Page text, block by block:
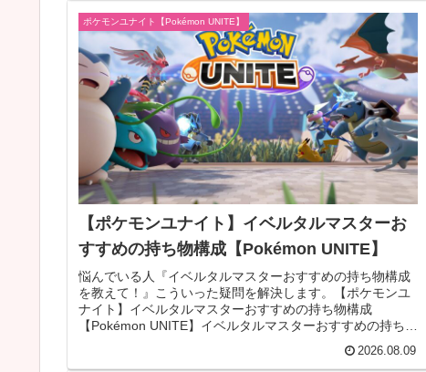
ポケモンユナイト【Pokémon UNITE】
【ポケモンユナイト】イベルタルマスターお
すすめの持ち物構成【Pokémon UNITE】
悩んでいる人『イベルタルマスターおすすめの持ち物構成
を教えて！』こういった疑問を解決します。【ポケモンユ
ナイト】イベルタルマスターおすすめの持ち物構成
【Pokémon UNITE】イベルタルマスターおすすめの持ち物
2026.08.09